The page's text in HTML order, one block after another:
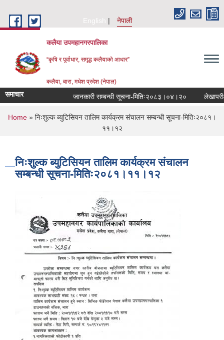
English
नेपाली
कलैया उपमहानगरपालिका
“कृषि र पूर्वाधार, समृद्ध कलैयाको आधार”
कलैया, बारा, मधेश प्रदेश (नेपाल)
समाचार जानकारी सम्बन्धी सूचना-मितिः२०८३।०४।२०
You are here
Home » निःशुल्क ब्युटिसियन तालिम कार्यक्रम संचालन सम्बन्धी सूचना-मितिः२०८१।
११।१२
निःशुल्क ब्युटिसियन तालिम कार्यक्रम संचालन
सम्बन्धी सूचना-मितिः२०८१।११।१२